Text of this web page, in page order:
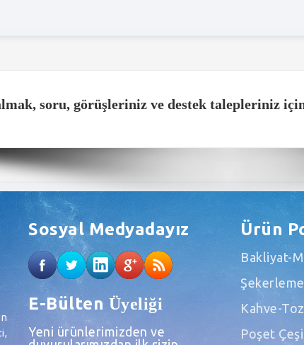
soru, görüşleriniz ve destek talepleriniz
Sosyal Medyadayız
E-Bülten Üyeliği
Yeni ürünlerimizden ve
Ürün
Bakliyat-
Şekerleme
Kahve-
Poşet